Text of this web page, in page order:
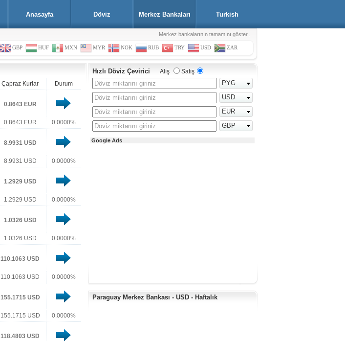
Anasayfa Döviz Merkez Bankaları Turkish
Merkez bankalarının tamamını göster...
GBP HUF MXN MYR NOK RUB TRY USD ZAR
Çapraz Kurlar Durum
0.8643 EUR
0.8643 EUR 0.0000%
8.9931 USD
8.9931 USD 0.0000%
1.2929 USD
1.2929 USD 0.0000%
1.0326 USD
1.0326 USD 0.0000%
110.1063 USD
110.1063 USD 0.0000%
155.1715 USD
155.1715 USD 0.0000%
118.4803 USD
Hızlı Döviz Çevirici Alış Satış
PYG
USD
EUR
GBP
Google Ads
Paraguay Merkez Bankası - USD - Haftalık